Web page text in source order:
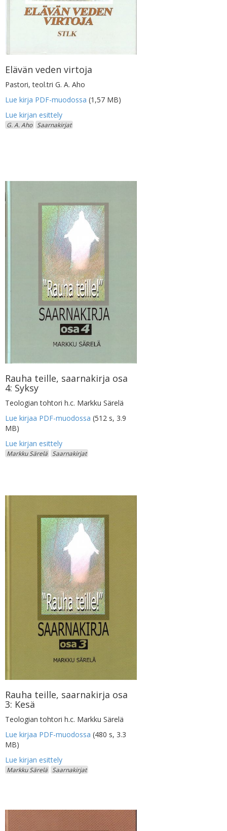
Elävän veden virtoja
Pastori, teol.tri G. A. Aho
Lue kirja PDF-muodossa (1,57 MB)
G. A. Aho Saarnakirjat
Rauha teille, saarnakirja osa
4: Syksy
Teologian tohtori h.c. Markku Särelä
Lue kirjaa PDF-muodossa (512 s, 3.9
MB)
Markku Särelä Saarnakirjat
Rauha teille, saarnakirja osa
3: Kesä
Teologian tohtori h.c. Markku Särelä
Lue kirjaa PDF-muodossa (480 s, 3.3
MB)
Markku Särelä Saarnakirjat